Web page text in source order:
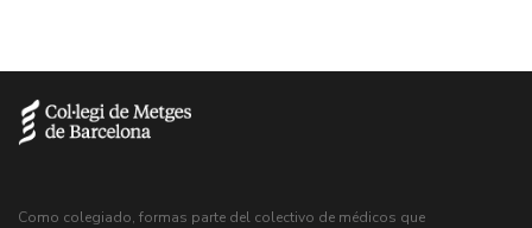
Como colegiado, formas parte del colectivo de médicos que